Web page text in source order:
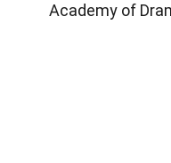
Academy of